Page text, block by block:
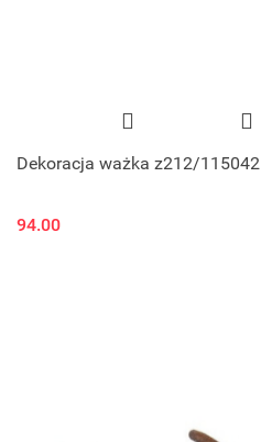
Dekoracja ważka z212/115042
94.00